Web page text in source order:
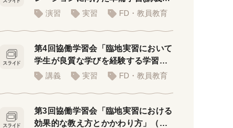
用PPT)
演習 実習 FD・教員教育
第4回協働学習会「臨地実習において
学生が良質な学びを経験する学習環
境」講義 実習 FD・教員教育
第3回協働学習会「臨地実習における
効果的な教え方とかかわり方」（講